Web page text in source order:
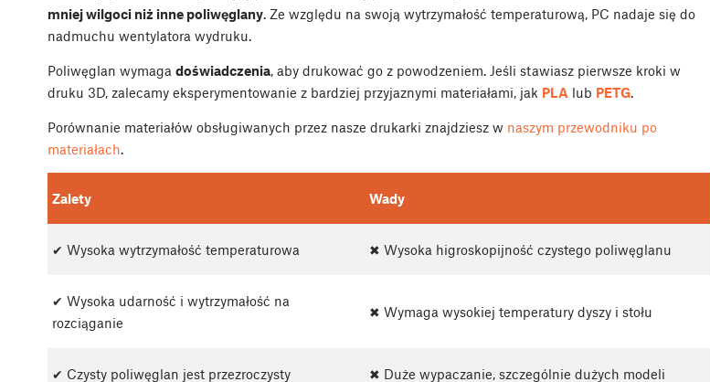
mniej wilgoci niż inne poliwęglany. Ze względu na swoją wytrzymałość temperaturową, PC nadaje się do
nadmuchu wentylatora wydruku.
Poliwęglan wymaga doświadczenia, aby drukować go z powodzeniem. Jeśli stawiasz pierwsze kroki w
druku 3D, zalecamy eksperymentowanie z bardziej przyjaznymi materiałami, jak PLA lub PETG.
Porównanie materiałów obsługiwanych przez nasze drukarki znajdziesz w naszym przewodniku po
materiałach.
Zalety Wady
✔ Wysoka wytrzymałość temperaturowa ✖ Wysoka higroskopijność czystego poliwęglanu
✔ Wysoka udarność i wytrzymałość na
rozciąganie
✖ Wymaga wysokiej temperatury dyszy i stołu
✔ Czysty poliwęglan jest przezroczysty ✖ Duże wypaczanie, szczególnie dużych modeli